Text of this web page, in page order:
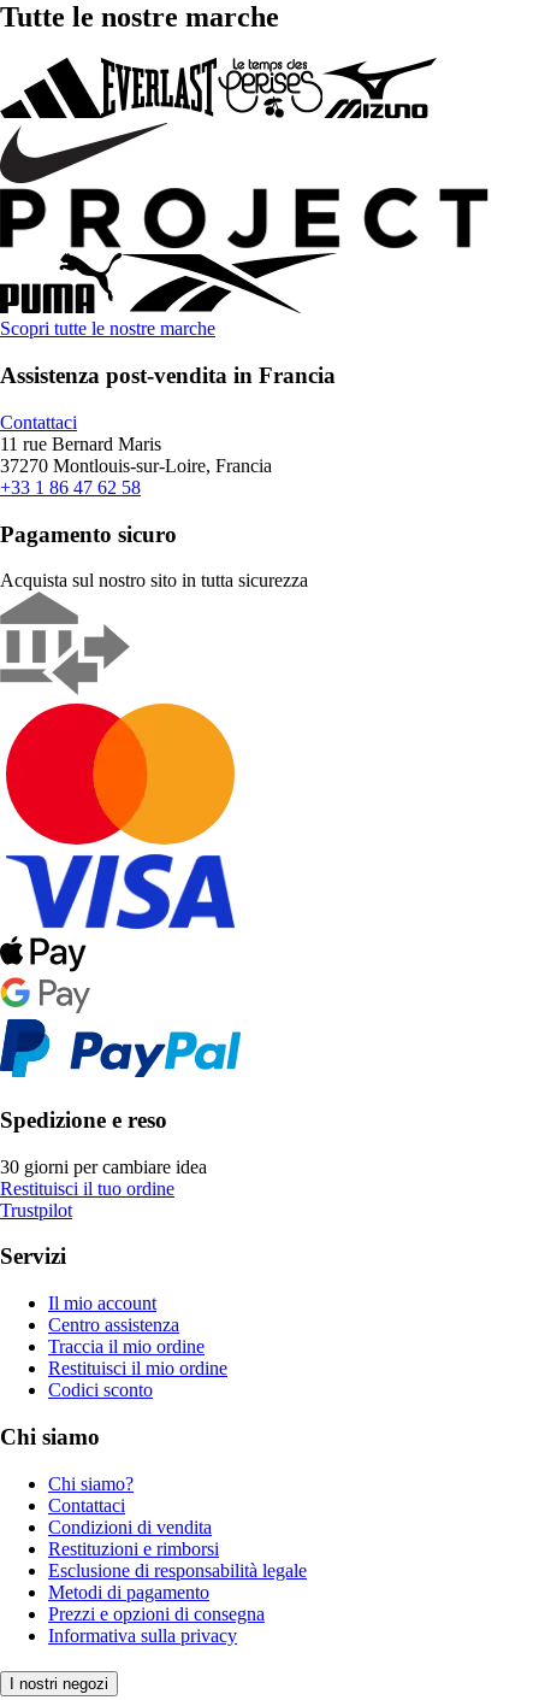
Tutte le nostre marche
Scopri tutte le nostre marche
Assistenza post-vendita in Francia
Contattaci
11 rue Bernard Maris
37270 Montlouis-sur-Loire, Francia
+33 1 86 47 62 58
Pagamento sicuro
Acquista sul nostro sito in tutta sicurezza
Spedizione e reso
30 giorni per cambiare idea
Restituisci il tuo ordine
Trustpilot
Servizi
Il mio account
Centro assistenza
Traccia il mio ordine
Restituisci il mio ordine
Codici sconto
Chi siamo
Chi siamo?
Contattaci
Condizioni di vendita
Restituzioni e rimborsi
Esclusione di responsabilità legale
Metodi di pagamento
Prezzi e opzioni di consegna
Informativa sulla privacy
I nostri negozi